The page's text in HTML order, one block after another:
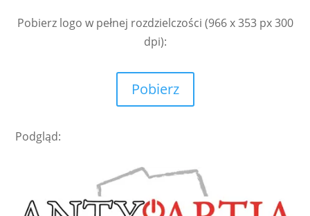
Pobierz logo w pełnej rozdzielczości (966 x 353 px 300
dpi):
Pobierz
Podgląd: